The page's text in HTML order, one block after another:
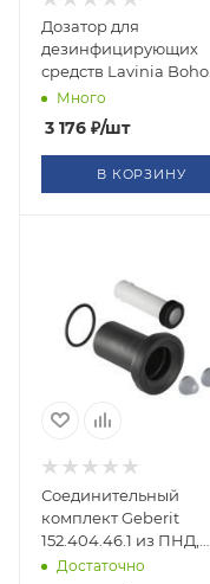
Дозатор для
дезинфицирующих
средств Lavinia Boho
RelFix 38040010
Много
3 176 ₽/шт
В КОРЗИНУ
Соединительный
комплект Geberit
152.404.46.1 из ПНД,
длина 18,5 см
Достаточно